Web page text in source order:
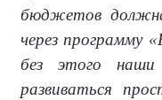
бюджетов
через программу
без этого наши
развиваться